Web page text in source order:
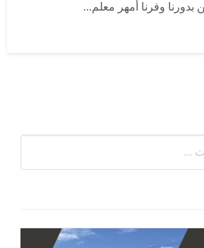
بدورنا وفرنا أمهر معلم…